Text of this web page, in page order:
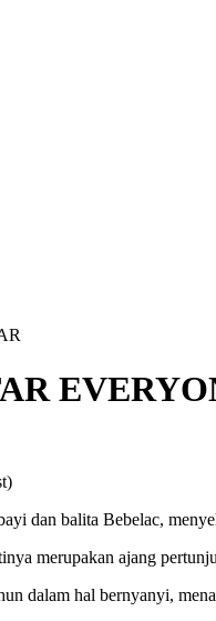
dan balita Bebelac,
merupakan ajang
dalam hal bernyanyi,